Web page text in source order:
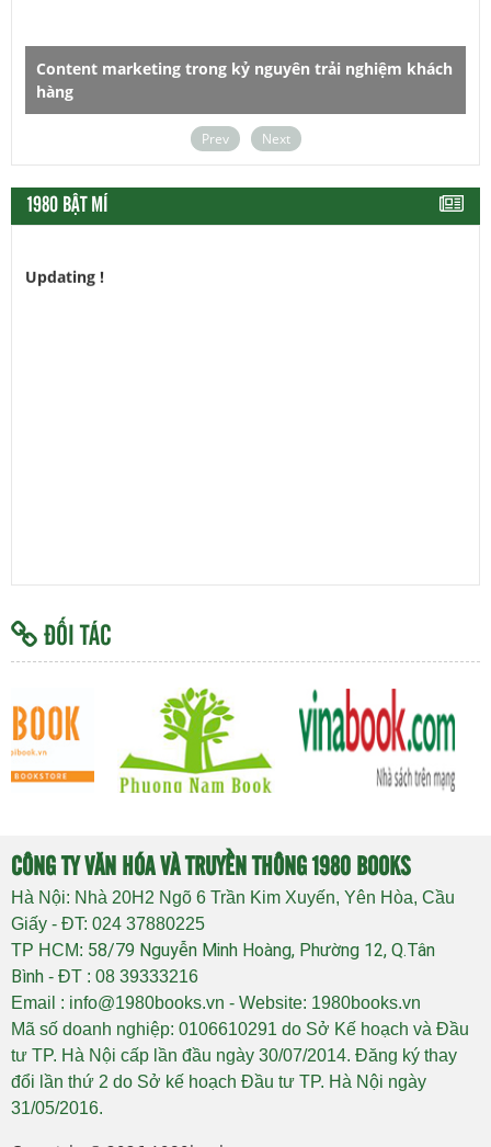
Content marketing trong kỷ nguyên trải nghiệm khách
hàng
Prev Next
1980 BẬT MÍ
ĐỐI TÁC
CÔNG TY VĂN HÓA VÀ TRUYỀN THÔNG 1980 BOOKS
Hà Nội: Nhà 20H2 Ngõ 6 Trần Kim Xuyến, Yên Hòa, Cầu
Giấy - ĐT: 024 37880225
TP HCM: 58/79 Nguyễn Minh Hoàng, Phường 12, Q.Tân
Bình - ĐT : 08 39333216
Email : info@1980books.vn - Website: 1980books.vn
Mã số doanh nghiệp: 0106610291 do Sở Kế hoạch và Đầu
tư TP. Hà Nội cấp lần đầu ngày 30/07/2014. Đăng ký thay
đổi lần thứ 2 do Sở kế hoạch Đầu tư TP. Hà Nội ngày
31/05/2016.